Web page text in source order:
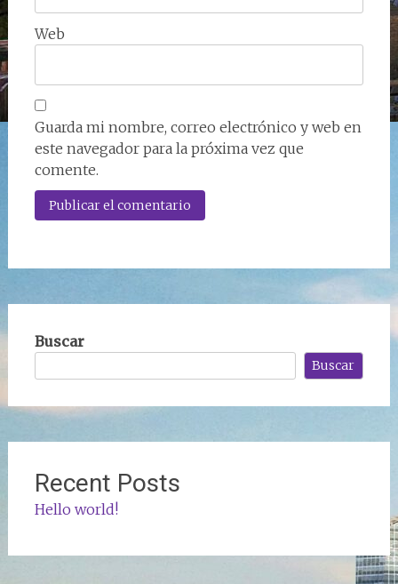
Web
Guarda mi nombre, correo electrónico y web en
este navegador para la próxima vez que
comente.
Buscar
Buscar
Recent Posts
Hello world!